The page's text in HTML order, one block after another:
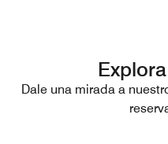
Dale una mirada a